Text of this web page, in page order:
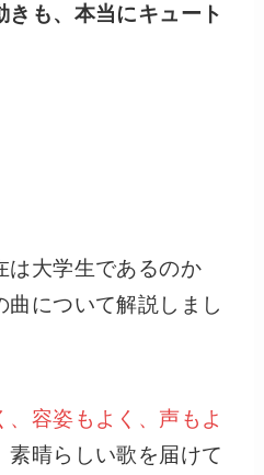
も、本当にキュート
は大学生であるのか
について解説しまし
容姿もよく、声もよ
素晴らしい歌を届けて